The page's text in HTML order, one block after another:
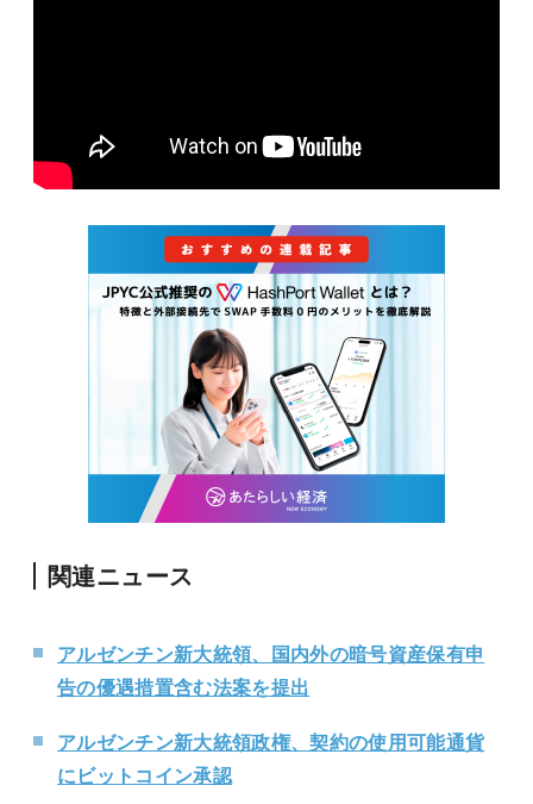
関連ニュース
アルゼンチン新大統領、国内外の暗号資産保有申
告の優遇措置含む法案を提出
アルゼンチン新大統領政権、契約の使用可能通貨
にビットコイン承認